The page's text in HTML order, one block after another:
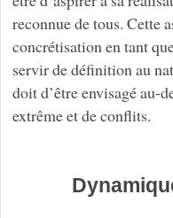
reconnue de tous. Cette
concrétisation en tant
servir de définition au
doit d’être envisagé au-
extrême et de conflits.